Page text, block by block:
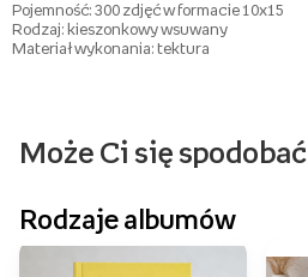
Pojemność: 300 zdjęć w formacie 10x15
Rodzaj: kieszonkowy wsuwany
Materiał wykonania: tektura
Może Ci się spodobać
Rodzaje albumów